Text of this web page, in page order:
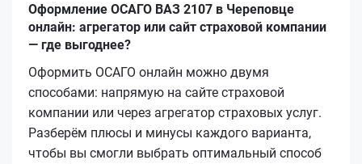
Оформление ОСАГО ВАЗ 2107 в Череповце
онлайн: агрегатор или сайт страховой компании
— где выгоднее?
Оформить ОСАГО онлайн можно двумя
способами: напрямую на сайте страховой
компании или через агрегатор страховых услуг.
Разберём плюсы и минусы каждого варианта,
чтобы вы смогли выбрать оптимальный способ